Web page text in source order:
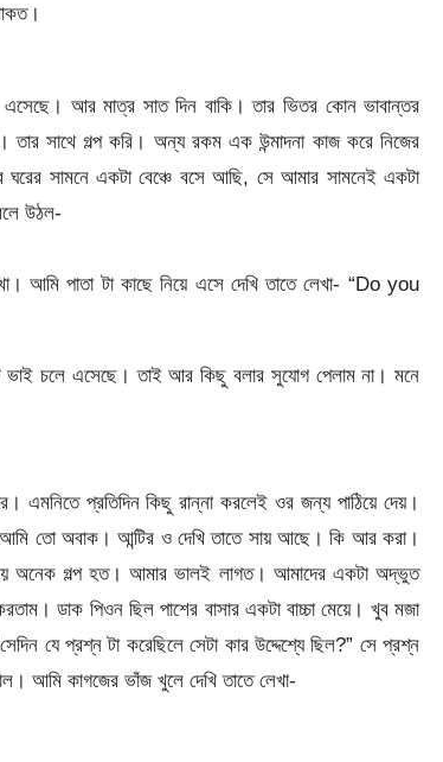
এসেছে। আর মাত্র সাত দিন বাকি। তার ভিতর কোন ভাবান্তর
তার সাথে গল্প করি। অন্য রকম এক উন্মাদনা কাজ করে নিজের
ঘরের সামনে একটা বেঞ্চে বসে আছি, সে আমার সামনেই একটা
উঠল-
আমি পাতা টা কাছে নিয়ে এসে দেখি তাতে লেখা- “Do you
ভাই চলে এসেছে। তাই আর কিছু বলার সুযোগ পেলাম না। মনে
এমনিতে প্রতিদিন কিছু রান্না করলেই ওর জন্য পাঠিয়ে দেয়।
তো অবাক। আন্টির ও দেখি তাতে সায় আছে। কি আর করা।
অনেক গল্প হত। আমার ভালই লাগত। আমাদের একটা অদ্ভুত
ডাক পিওন ছিল পাশের বাসার একটা বাচ্চা মেয়ে। খুব মজা
যে প্রশ্ন টা করেছিলে সেটা কার উদ্দেশ্যে ছিল?” সে প্রশ্ন
আমি কাগজের ভাঁজ খুলে দেখি তাতে লেখা-